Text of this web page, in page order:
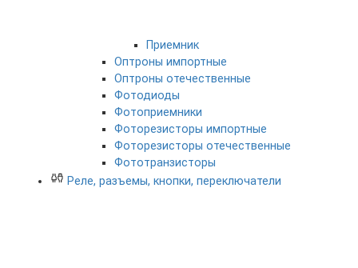
Приемник
Оптроны импортные
Оптроны отечественные
Фотодиоды
Фотоприемники
Фоторезисторы импортные
Фоторезисторы отечественные
Фототранзисторы
Реле, разъемы, кнопки, переключатели